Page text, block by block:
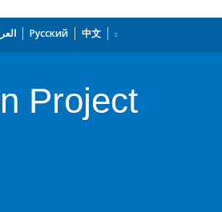
Русский 中文
Project